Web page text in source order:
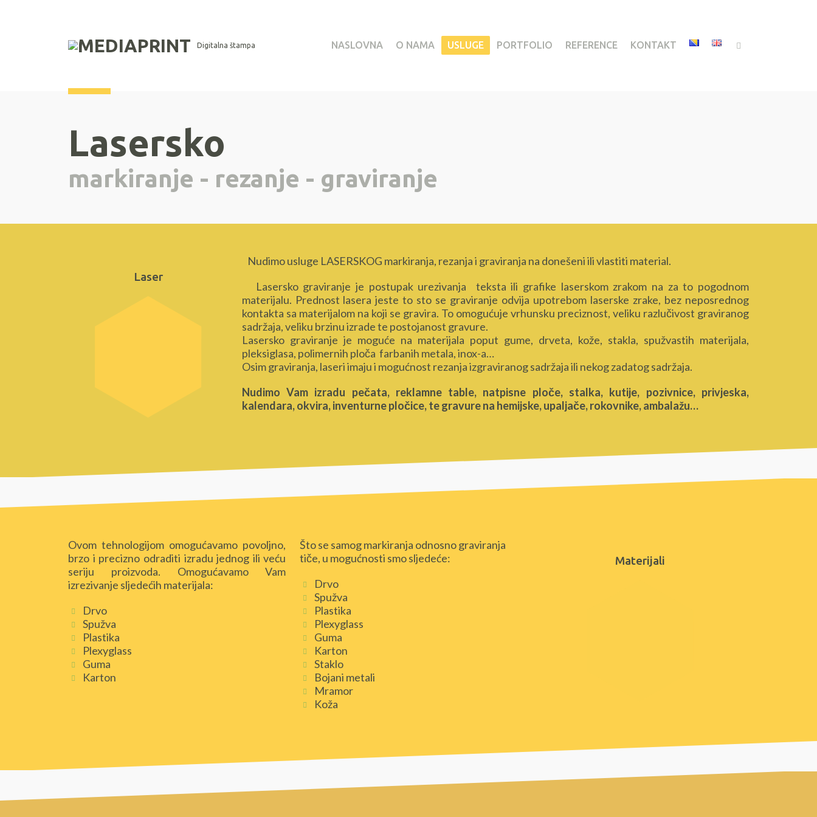
Digitalna štampa NASLOVNA O NAMA USLUGE PORTFOLIO REFERENCE KONTAKT
Lasersko
markiranje - rezanje - graviranje
Laser
Nudimo usluge LASERSKOG markiranja, rezanja i graviranja na donešeni ili vlastiti material.
Lasersko graviranje je postupak urezivanja teksta ili grafike laserskom zrakom na za to pogodnom
materijalu. Prednost lasera jeste to sto se graviranje odvija upotrebom laserske zrake, bez neposrednog
kontakta sa materijalom na koji se gravira. To omogućuje vrhunsku preciznost, veliku razlučivost graviranog
sadržaja, veliku brzinu izrade te postojanost gravure.
Lasersko graviranje je moguće na materijala poput gume, drveta, kože, stakla, spužvastih materijala,
pleksiglasa, polimernih ploča farbanih metala, inox-a…
Osim graviranja, laseri imaju i mogućnost rezanja izgraviranog sadržaja ili nekog zadatog sadržaja.
Nudimo Vam izradu pečata, reklamne table, natpisne ploče, stalka, kutije, pozivnice, privjeska,
kalendara,okvira, inventurne pločice, te gravure na hemijske, upaljače, rokovnike, ambalažu…
Ovom tehnologijom omogućavamo povoljno,
brzo i precizno odraditi izradu jednog ili veću
seriju proizvoda. Omogućavamo Vam
izrezivanje sljedećih materijala:
Drvo
Spužva
Plastika
Plexyglass
Guma
Karton
Što se samog markiranja odnosno graviranja
tiče, u mogućnosti smo sljedeće:
Drvo
Spužva
Plastika
Plexyglass
Guma
Karton
Staklo
Bojani metali
Mramor
Koža
Materijali